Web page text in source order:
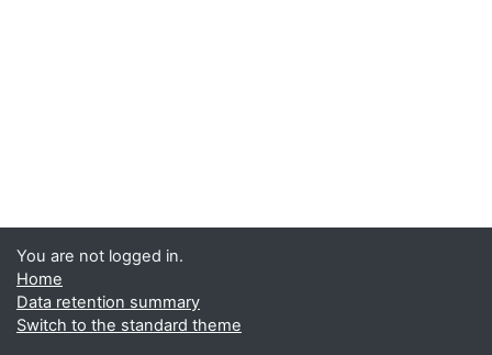
You are not logged in.
Home
Data retention summary
Switch to the standard theme